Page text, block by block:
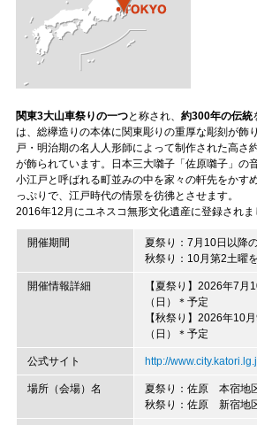
関東3大山車祭りの一つと称され、 約300年の伝統
は、総欅造りの本体に関東彫りの重厚な彫刻が飾
戸・明治期の名人人形師によって制作された高さ
が飾られています。日本三大囃子「佐原囃子」の
小江戸と呼ばれる町並みの中を家々の軒先をかす
っぷりで、江戸時代の情景を彷彿とさせます。
2016年12月にユネスコ無形文化遺産に登録されま
開催期間
夏祭り：7月10日以降
秋祭り：10月第2土曜
開催情報詳細
【夏祭り】2026年7月
（日）＊予定
【秋祭り】2026年10
（日）＊予定
公式サイト http://
場所（会場）名
夏祭り：佐原 本宿地
秋祭り：佐原 新宿地